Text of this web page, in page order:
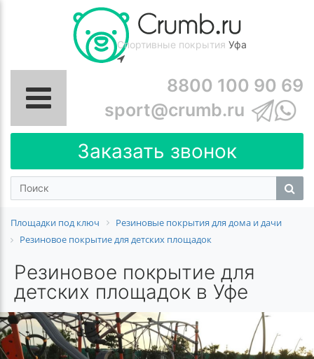
Спортивные покрытия Уфа
8800 100 90 69
sport@crumb.ru
Заказать звонок
Площадки под ключ
Резиновые покрытия для дома и дачи
Резиновое покрытие для детских площадок
Резиновое покрытие для
детских площадок в Уфе